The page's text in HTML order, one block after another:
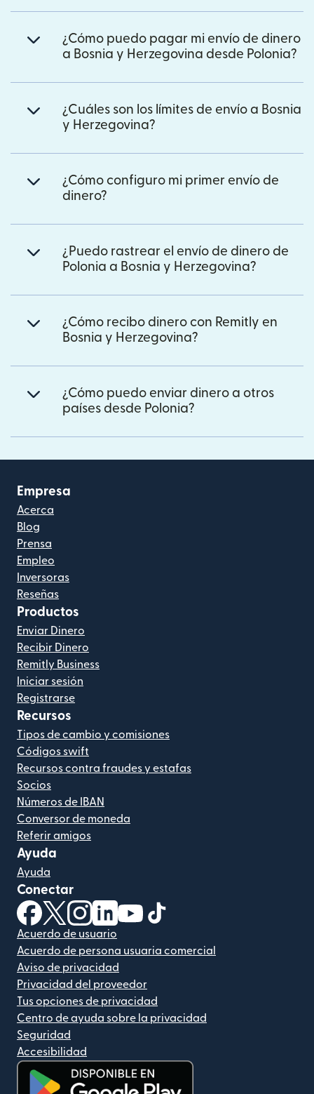
¿Cómo puedo pagar mi envío de dinero
a Bosnia y Herzegovina desde Polonia?
¿Cuáles son los límites de envío a Bosnia
y Herzegovina?
¿Cómo configuro mi primer envío de
dinero?
¿Puedo rastrear el envío de dinero de
Polonia a Bosnia y Herzegovina?
¿Cómo recibo dinero con Remitly en
Bosnia y Herzegovina?
¿Cómo puedo enviar dinero a otros
países desde Polonia?
Empresa
Acerca
Blog
Prensa
Empleo
Inversoras
Reseñas
Productos
Enviar Dinero
Recibir Dinero
Remitly Business
Iniciar sesión
Registrarse
Recursos
Tipos de cambio y comisiones
Códigos swift
Recursos contra fraudes y estafas
Socios
Números de IBAN
Conversor de moneda
Referir amigos
Ayuda
Ayuda
Conectar
(se abre en una ventana nueva)
(se abre en una ventana nueva)
(se abre en una ventana nueva)
(se abre en una ventana nueva)
(se abre en una ventana nueva)
Acuerdo de usuario
Acuerdo de persona usuaria comercial
Aviso de privacidad
Privacidad del proveedor
Tus opciones de privacidad
Centro de ayuda sobre la privacidad
Seguridad
Accesibilidad